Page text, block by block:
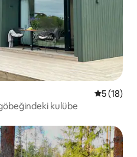
55 (18)
kulübe
arasında